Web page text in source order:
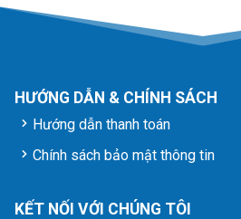
HƯỚNG DẪN & CHÍNH SÁCH
Hướng dẫn thanh toán
Chính sách bảo mật thông tin
KẾT NỐI VỚI CHÚNG TÔI